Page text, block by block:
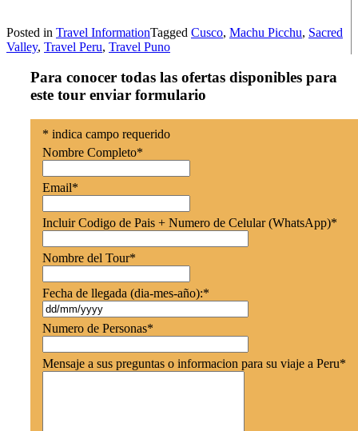
Posted in Travel InformationTagged Cusco, Machu Picchu, Sacred
Valley, Travel Peru, Travel Puno
Para conocer todas las ofertas disponibles para
este tour enviar formulario
* indica campo requerido
Nombre Completo*
Email*
Incluir Codigo de Pais + Numero de Celular (WhatsApp)*
Nombre del Tour*
Fecha de llegada (dia-mes-año):*
Numero de Personas*
Mensaje a sus preguntas o informacion para su viaje a Peru*